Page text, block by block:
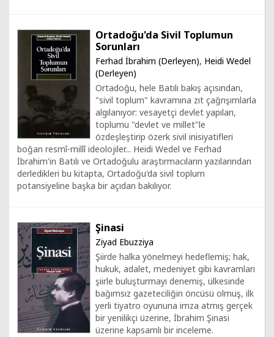
Ortadoğu'da Sivil Toplumun
Sorunları
Ferhad İbrahim (Derleyen), Heidi Wedel
(Derleyen)
Ortadoğu, hele Batılı bakış açısından,
"sivil toplum" kavramına zıt çağrışımlarla
algılanıyor: vesayetçi devlet yapıları,
toplumu "devlet ve millet"le
özdeşleştirip özerk sivil inisiyatifleri
boğan resmî-millî ideolojiler... Heidi Wedel ve Ferhad
İbrahim'in Batılı ve Ortadoğulu araştırmacıların yazılarından
derledikleri bu kitapta, Ortadoğu'da sivil toplum
potansiyeline başka bir açıdan bakılıyor.
Şinasi
Ziyad Ebuzziya
Şiirde halka yönelmeyi hedeflemiş; hak,
hukuk, adalet, medeniyet gibi kavramları
şiirle buluşturmayı denemiş, ülkesinde
bağımsız gazeteciliğin öncüsü olmuş, ilk
yerli tiyatro oyununa imza atmış gerçek
bir yenilikçi üzerine, İbrahim Şinasi
üzerine kapsamlı bir inceleme.